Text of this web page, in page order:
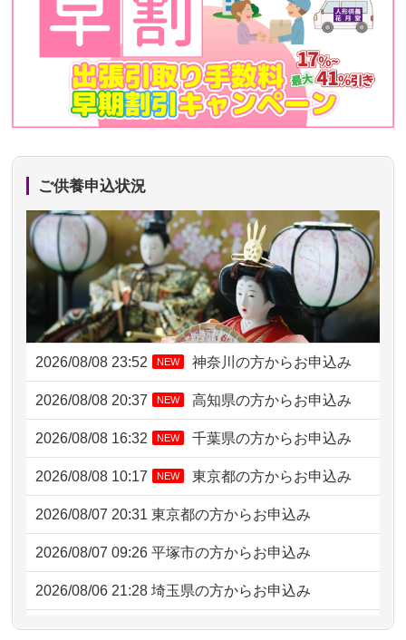
ご供養申込状況
2026/08/08 23:52 NEW 神奈川の方からお申込み
2026/08/08 20:37 NEW 高知県の方からお申込み
2026/08/08 16:32 NEW 千葉県の方からお申込み
2026/08/08 10:17 NEW 東京都の方からお申込み
2026/08/07 20:31 東京都の方からお申込み
2026/08/07 09:26 平塚市の方からお申込み
2026/08/06 21:28 埼玉県の方からお申込み
2026/08/06 17:56 藤沢市の方からお申込み